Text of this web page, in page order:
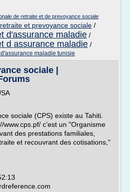
de retraite et de prevoyance sociale
et prevoyance sociale /
d'assurance maladie /
d assurance maladie /
maladie tunisie
sociale |
sociale (CPS) existe au Tahiti.
www.cps.pf/ c'est un "Organisme
des prestations familiales,
et recouvrant des cotisations,"